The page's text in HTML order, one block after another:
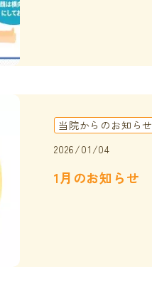
当院からのお知らせ
2026/01/04
1月のお知らせ